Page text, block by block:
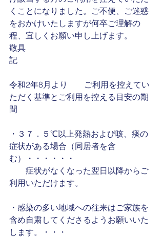
くことになりました。ご不便、ご迷惑
をおかけいたしますが何卒ご理解の
程、宜しくお願い申し上げます。
敬具
記
令和2年8月より　　ご利用を控えてい
ただく基準とご利用を控える目安の期
間
・３７．５℃以上発熱および咳、痰の
症状がある場合（同居者を含
む）・・・・・・
症状がなくなった翌日以降からご
利用いただけます。
・感染の多い地域への往来はご家族を
含め自粛してくださるようお願いいた
します。・・・